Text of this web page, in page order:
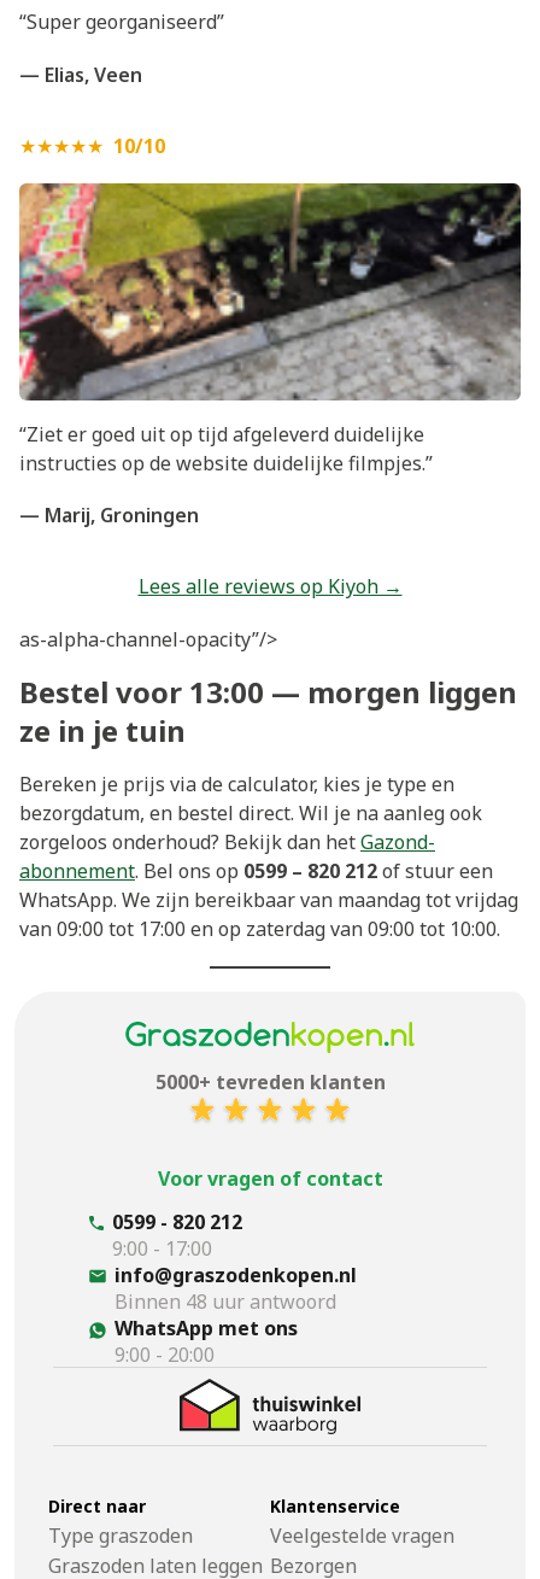
“Super georganiseerd”
— Elias, Veen
★★★★★ 10/10
“Ziet er goed uit op tijd afgeleverd duidelijke
instructies op de website duidelijke filmpjes.”
— Marij, Groningen
Lees alle reviews op Kiyoh →
as-alpha-channel-opacity”/>
Bestel voor 13:00 — morgen liggen
ze in je tuin
Bereken je prijs via de calculator, kies je type en
bezorgdatum, en bestel direct. Wil je na aanleg ook
zorgeloos onderhoud? Bekijk dan hetGazond-
abonnement. Bel ons op 0599 – 820 212of stuur een
WhatsApp. We zijn bereikbaar van maandag tot vrijdag
van 09:00 tot 17:00 en op zaterdag van 09:00 tot 10:00.
5000+ tevreden klanten
Voor vragen of contact
0599 - 820 212
9:00 - 17:00
info@graszodenkopen.nl
Binnen 48 uur antwoord
WhatsApp met ons
9:00 - 20:00
Direct naar
Type graszoden
Graszoden laten leggen
Klantenservice
Veelgestelde vragen
Bezorgen